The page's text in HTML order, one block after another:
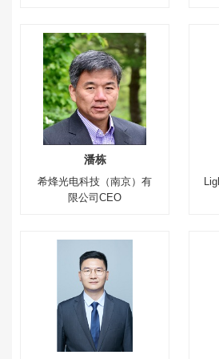
潘栋
希烽光电科技（南京）有
限公司CEO